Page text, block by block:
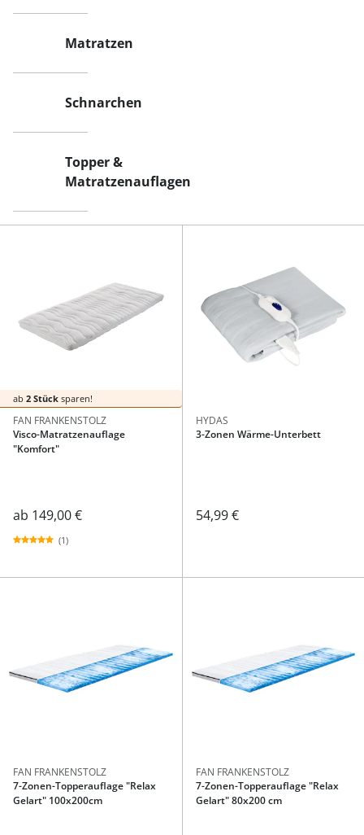
Matratzen
Schnarchen
Topper &
Matratzenauflagen
ab 2 Stück sparen!
FAN FRANKENSTOLZ
Visco-Matratzenauflage
"Komfort"
ab 149,00 €
(1)
HYDAS
3-Zonen Wärme-Unterbett
54,99 €
FAN FRANKENSTOLZ
7-Zonen-Topperauflage "Relax
Gelart" 100x200cm
FAN FRANKENSTOLZ
7-Zonen-Topperauflage "Relax
Gelart" 80x200 cm